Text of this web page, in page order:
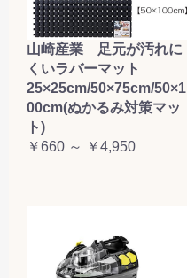
山崎産業 足元が汚れに
くいラバーマット
25×25cm/50×75cm/50×1
00cm(ぬかるみ対策マッ
ト)
￥660 ～ ￥4,950